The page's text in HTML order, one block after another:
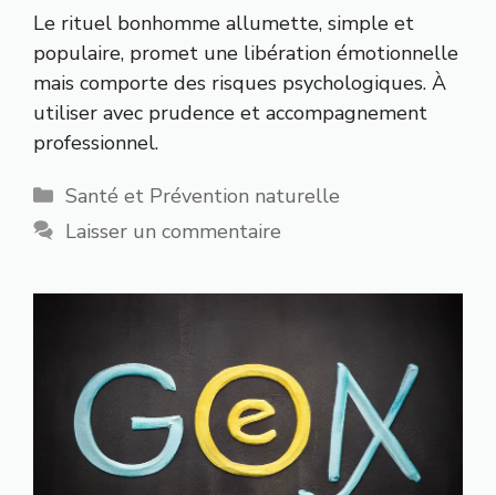
Le rituel bonhomme allumette, simple et
populaire, promet une libération émotionnelle
mais comporte des risques psychologiques. À
utiliser avec prudence et accompagnement
professionnel.
Catégories
Santé et Prévention naturelle
Laisser un commentaire